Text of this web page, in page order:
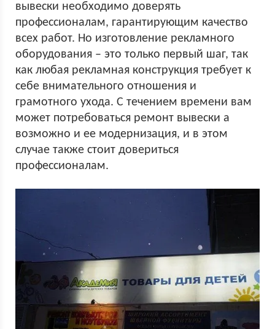
вывески необходимо доверять
профессионалам, гарантирующим качество
всех работ. Но изготовление рекламного
оборудования – это только первый шаг, так
как любая рекламная конструкция требует к
себе внимательного отношения и
грамотного ухода. С течением времени вам
может потребоваться ремонт вывески а
возможно и ее модернизация, и в этом
случае также стоит довериться
профессионалам.